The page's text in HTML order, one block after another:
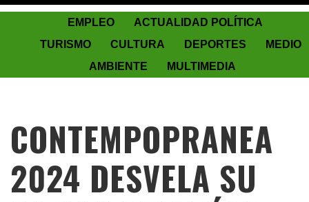
EMPLEO
ACTUALIDAD POLÍTICA
TURISMO
CULTURA DEPORTES
MEDIO
AMBIENTE
MULTIMEDIA
CONTEMPOPRANEA
2024 DESVELA SU